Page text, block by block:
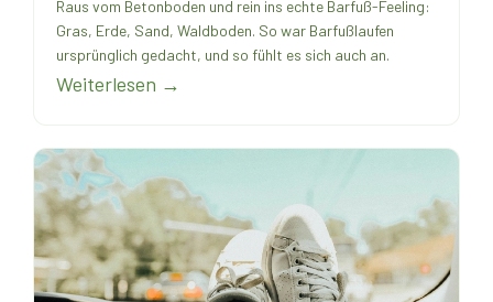
Raus vom Betonboden und rein ins echte Barfuß-Feeling:
Gras, Erde, Sand, Waldboden. So war Barfußlaufen
ursprünglich gedacht, und so fühlt es sich auch an.
Weiterlesen →